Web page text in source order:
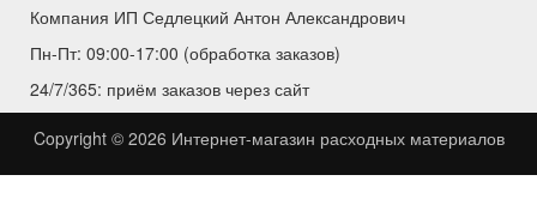
Компания ИП Седлецкий Антон Александрович
Пн-Пт: 09:00-17:00 (обработка заказов)
24/7/365: приём заказов через сайт
Copyright © 2026 Интернет-магазин расходных материалов